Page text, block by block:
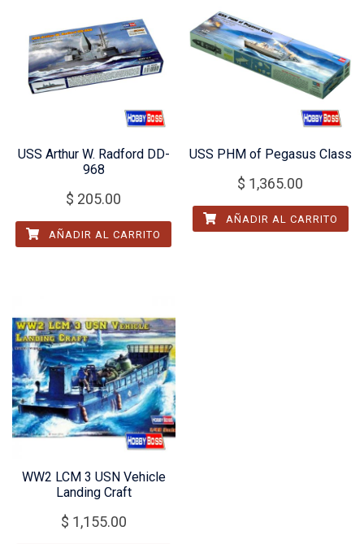
USS Arthur W. Radford DD-
968
$ 205.00
AÑADIR AL CARRITO
USS PHM of Pegasus Class
$ 1,365.00
AÑADIR AL CARRITO
WW2 LCM 3 USN Vehicle
Landing Craft
$ 1,155.00